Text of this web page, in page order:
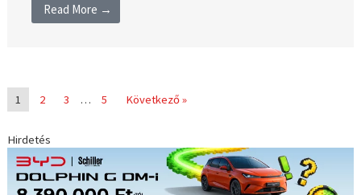
Read More →
1 2 3 … 5 Következő »
Hirdetés